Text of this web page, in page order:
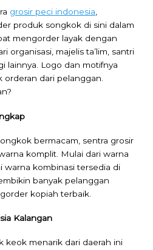
grosir peci indonesia,
produk songkok di sini dalam
mengorder layak dengan
organisasi, majelis ta’lim, santri
lainnya. Logo dan motifnya
orderan dari pelanggan.
bermacam, sentra grosir
komplit. Mulai dari warna
warna kombinasi tersedia di
banyak pelanggan
kopiah terbaik.
Kalangan
keok menarik dari daerah ini